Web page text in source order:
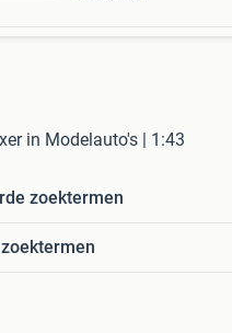
in Modelauto's | 1:43
zoektermen